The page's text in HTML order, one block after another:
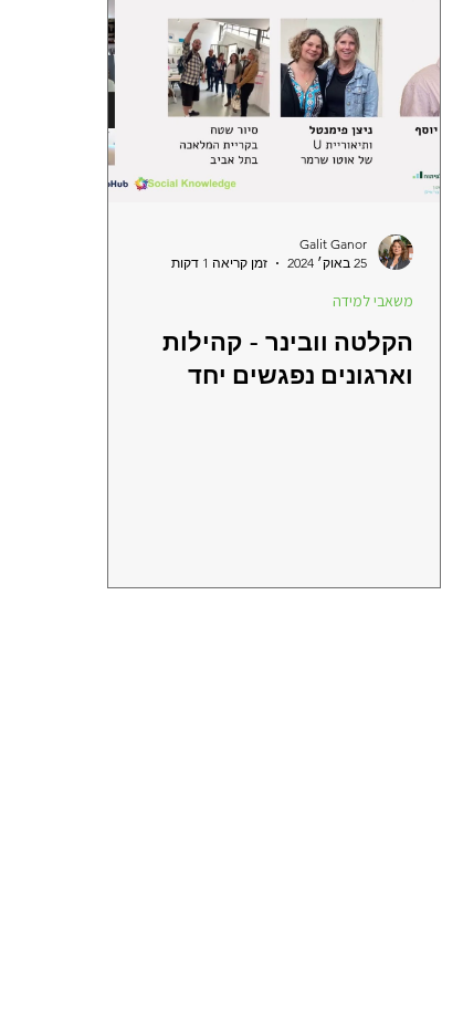
הקלטה וובינר - קהילות
וארגונים נפגשים יחד
משאבי למידה
Galit Ganor
25 באוק׳ 2024
זמן קריאה 1 דקות